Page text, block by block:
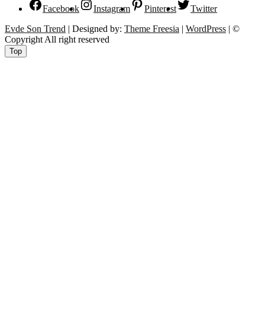
Facebook Instagram Pinterest
Twitter
Evde Son Trend | Designed by: Theme Freesia | WordPress | ©
Copyright All right reserved
Top